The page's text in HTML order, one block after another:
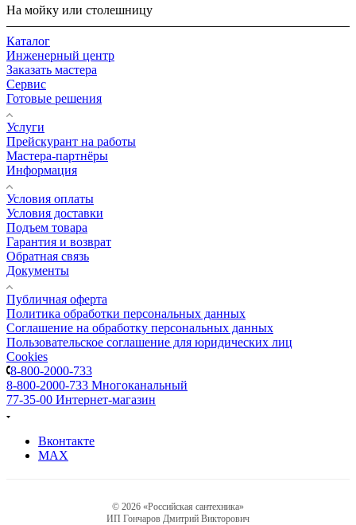
На мойку или столешницу
Каталог
Инженерный центр
Заказать мастера
Сервис
Готовые решения
Услуги
Прейскурант на работы
Мастера-партнёры
Информация
Условия оплаты
Условия доставки
Подъем товара
Гарантия и возврат
Обратная связь
Документы
Публичная оферта
Политика обработки персональных данных
Соглашение на обработку персональных данных
Пользовательское соглашение для юридических лиц
Cookies
8-800-2000-733
8-800-2000-733 Многоканальный
77-35-00 Интернет-магазин
Вконтакте
MAX
© 2026 «Российская сантехника»
ИП Гончаров Дмитрий Викторович